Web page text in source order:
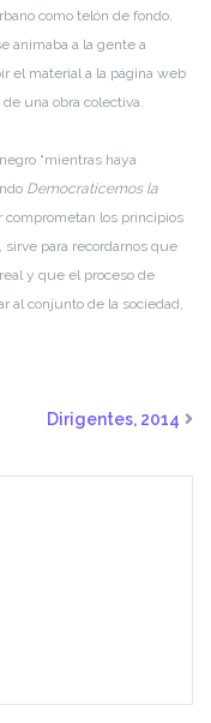
como telón de fondo,
animaba a la gente a
el material a la página web
una obra colectiva.
“mientras haya
Democraticemos la
los principios
para recordarnos que
y que el proceso de
al conjunto de la sociedad,
Dirigentes, 2014